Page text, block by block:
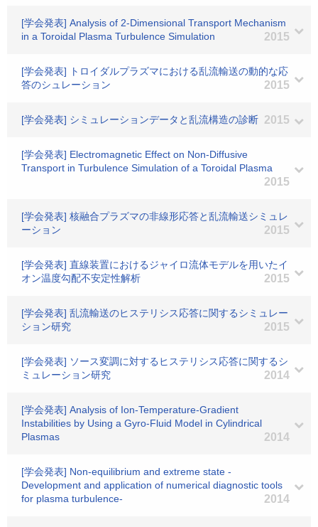
[学会発表] Analysis of 2-Dimensional Transport Mechanism
in a Toroidal Plasma Turbulence Simulation
2015
[学会発表] トロイダルプラズマにおける乱流輸送の動的な応
答のシュレーション
2015
[学会発表] シミュレーションデータと乱流構造の診断 2015
[学会発表] Electromagnetic Effect on Non-Diffusive
Transport in Turbulence Simulation of a Toroidal Plasma
2015
[学会発表] 核融合プラズマの非線形応答と乱流輸送シミュレ
ーション
2015
[学会発表] 直線装置におけるジャイロ流体モデルを用いたイ
オン温度勾配不安定性解析
2015
[学会発表] 乱流輸送のヒステリシス応答に関するシミュレー
ション研究
2015
[学会発表] ソース変調に対するヒステリシス応答に関するシ
ミュレーション研究
2014
[学会発表] Analysis of Ion-Temperature-Gradient
Instabilities by Using a Gyro-Fluid Model in Cylindrical
Plasmas
2014
[学会発表] Non-equilibrium and extreme state -
Development and application of numerical diagnostic tools
for plasma turbulence-
2014